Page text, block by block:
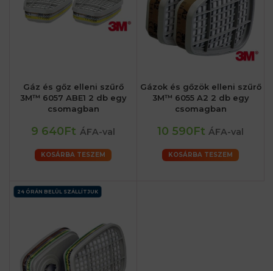
Gáz és gőz elleni szűrő
3M™ 6057 ABE1 2 db egy
csomagban
9 640Ft ÁFA-val
KOSÁRBA TESZEM
Gázok és gőzök elleni szűrő
3M™ 6055 A2 2 db egy
csomagban
10 590Ft ÁFA-val
KOSÁRBA TESZEM
24 ÓRÁN BELÜL SZÁLLÍTJUK